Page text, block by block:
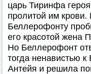
царь Тиринфа
пролитой им
Беллерофонту
его красотой жена
Но Беллерофонт
тогда ненавистью
Антейя и решила